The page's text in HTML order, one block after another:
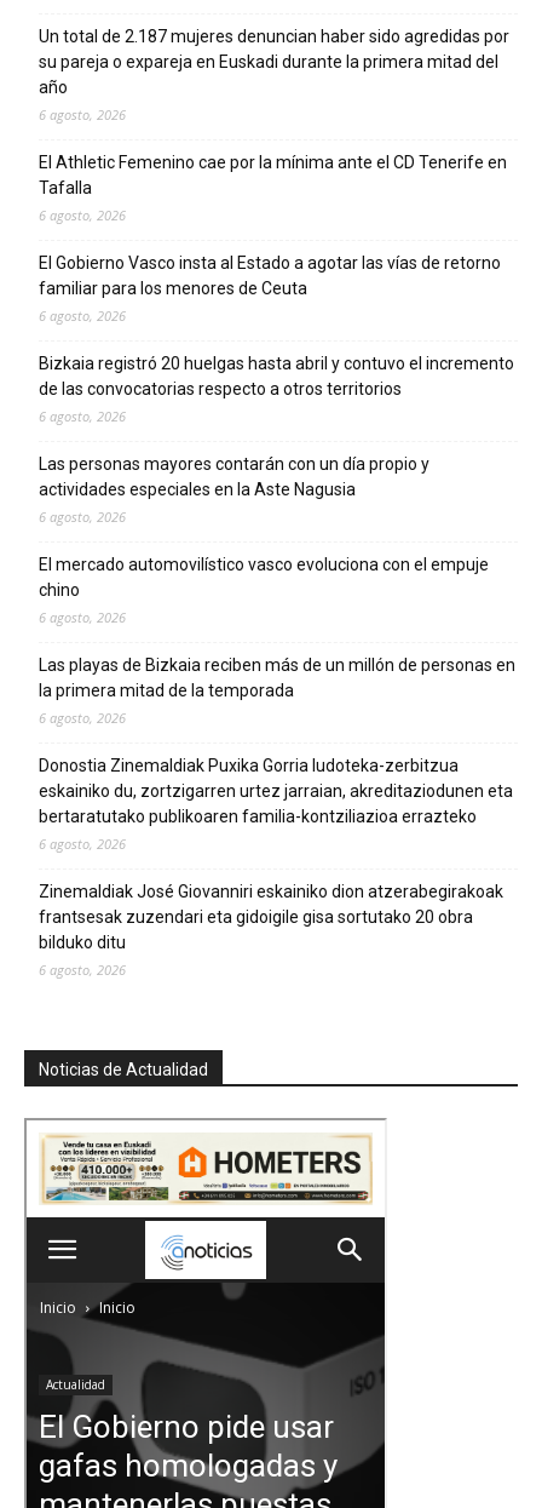
Un total de 2.187 mujeres denuncian haber sido agredidas por
su pareja o expareja en Euskadi durante la primera mitad del
año
6 agosto, 2026
El Athletic Femenino cae por la mínima ante el CD Tenerife en
Tafalla
6 agosto, 2026
El Gobierno Vasco insta al Estado a agotar las vías de retorno
familiar para los menores de Ceuta
6 agosto, 2026
Bizkaia registró 20 huelgas hasta abril y contuvo el incremento
de las convocatorias respecto a otros territorios
6 agosto, 2026
Las personas mayores contarán con un día propio y
actividades especiales en la Aste Nagusia
6 agosto, 2026
El mercado automovilístico vasco evoluciona con el empuje
chino
6 agosto, 2026
Las playas de Bizkaia reciben más de un millón de personas en
la primera mitad de la temporada
6 agosto, 2026
Donostia Zinemaldiak Puxika Gorria ludoteka-zerbitzua
eskainiko du, zortzigarren urtez jarraian, akreditaziodunen eta
bertaratutako publikoaren familia-kontziliazioa errazteko
6 agosto, 2026
Zinemaldiak José Giovanniri eskainiko dion atzerabegirakoak
frantsesak zuzendari eta gidoigile gisa sortutako 20 obra
bilduko ditu
6 agosto, 2026
Noticias de Actualidad